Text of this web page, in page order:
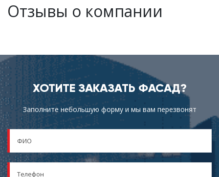
Отзывы о компании
ХОТИТЕ ЗАКАЗАТЬ ФАСАД?
Заполните небольшую форму и мы вам перезвонят